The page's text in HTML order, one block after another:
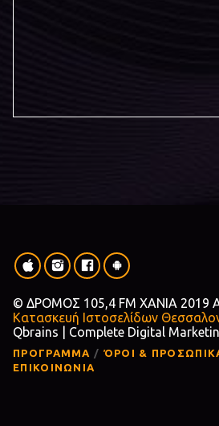
© ΔΡΟΜΟΣ 105,4 FM ΧΑΝΙΑ 2019
Κατασκευή Ιστοσελίδων
Qbrains | Complete Digital
ΠΡΟΓΡΑΜΜΑ
ΌΡΟΙ &
ΕΠΙΚΟΙΝΩΝΙΑ